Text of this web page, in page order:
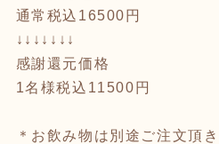
通常税込16500円
↓↓↓↓↓↓↓
感謝還元価格
1名様税込11500円
＊お飲み物は別途ご注文頂